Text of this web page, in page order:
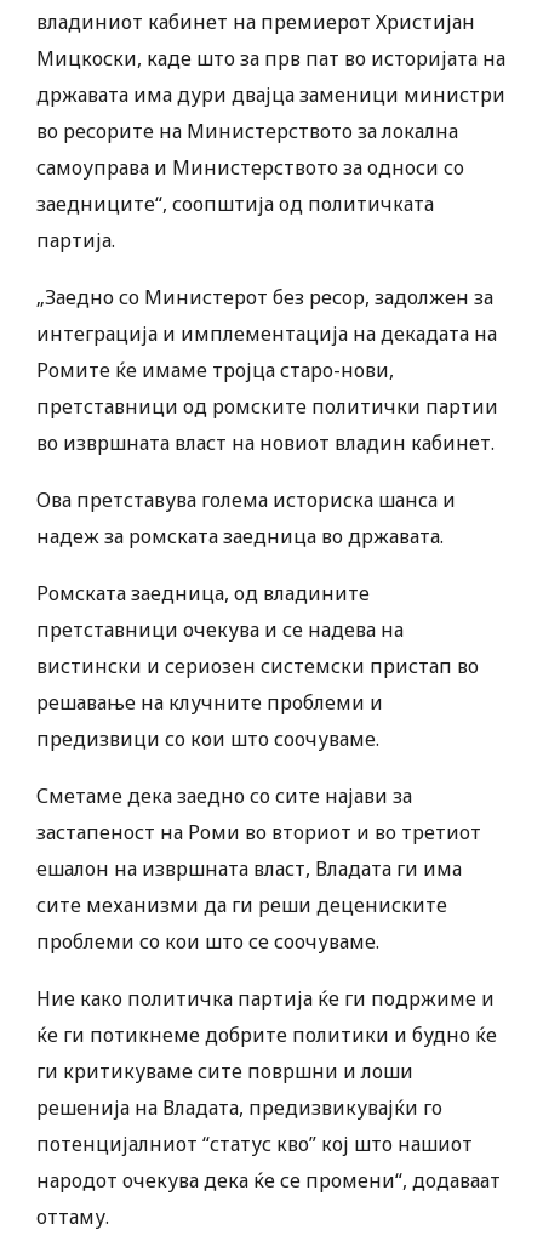
владиниот кабинет на премиерот Христијан
Мицкоски, каде што за прв пат во историјата на
државата има дури двајца заменици министри
во ресорите на Министерството за локална
самоуправа и Министерството за односи со
заедниците“, соопштија од политичката
партија.
„Заедно со Министерот без ресор, задолжен за
интеграција и имплементација на декадата на
Ромите ќе имаме тројца старо-нови,
претставници од ромските политички партии
во извршната власт на новиот владин кабинет.
Ова претставува голема историска шанса и
надеж за ромската заедница во државата.
Ромската заедница, од владините
претставници очекува и се надева на
вистински и сериозен системски пристап во
решавање на клучните проблеми и
предизвици со кои што соочуваме.
Сметаме дека заедно со сите најави за
застапеност на Роми во вториот и во третиот
ешалон на извршната власт, Владата ги има
сите механизми да ги реши децениските
проблеми со кои што се соочуваме.
Ние како политичка партија ќе ги подржиме и
ќе ги потикнеме добрите политики и будно ќе
ги критикуваме сите површни и лоши
решенија на Владата, предизвикувајќи го
потенцијалниот “статус кво” кој што нашиот
народот очекува дека ќе се промени“, додаваат
оттаму.